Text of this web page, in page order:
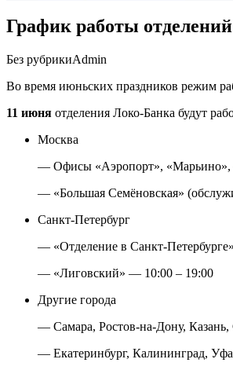
График работы
Без рубрикиAdmin
Во время июньских праздников режим
11 июня отделения Локо-Банка будут
Москва
— Офисы «Аэропорт», «Марьино»,
— «Большая Семёновская»
Санкт-Петербург
— «Отделение в Санкт-
— «Лиговский» — 10:00 – 19:00
Другие города
— Самара, Ростов-на-Дону,
— Екатеринбург, Калининград,